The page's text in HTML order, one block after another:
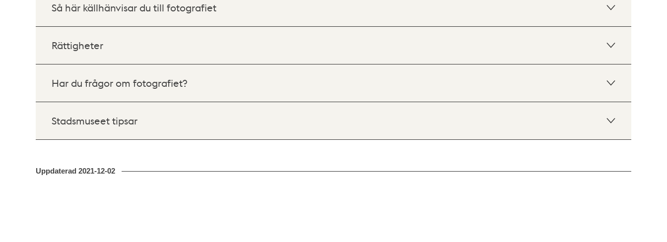
Så här källhänvisar du till fotografiet
Rättigheter
Har du frågor om fotografiet?
Stadsmuseet tipsar
Uppdaterad 2021-12-02